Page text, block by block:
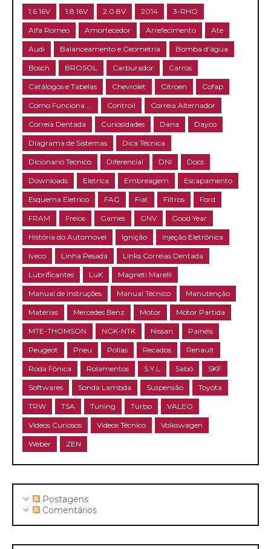
1.6 16V 1.8 16V 2.0 8V 2014 3-RHO
Alfa Romeo Amortecedor Arrefecimento Ate
Audi Balanceamento e Geometria Bomba d'água
Bosch BROSOL Carburador Carros
Catálogos e Tabelas Chevrolet Citroen Cofap
Como Funciona ... Controil Correia Alternador
Correia Dentada Curiosidades Dana Dayco
Diagrama de Sistemas Dica Técnica
Dicionario Tecnico Diferencial DNI Docs
Downloads Eletrica Embreagem Escapamento
Esquema Eletrico FAG Fiat Filtros Ford
FRAM Freios Games GNV Good Year
História do Automovel Ignição Injeção Eletrônica
Iveco Linha Pesada Links Correias Dentada
Lubrificantes LuK Magneti Marelli
Manual de Instruções Manual Técnico Manutenção
Matérias Mercedes Benz Motor Motor Partida
MTE-THOMSON NGK-NTK Nissan Painéis
Peugeot Pneu Polias Recados Renault
Roda Fônica Rolamentos S.Y.L Sabó SKF
Softwares Sonda Lambda Suspensão Toyota
TRW TSA Tuning Turbo VALEO
Videos Curiosos Videos Técnico Volkswagen
Weber ZEN
Postagens
Comentários